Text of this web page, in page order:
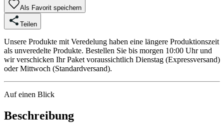
Als Favorit speichern
Teilen
Unsere Produkte mit Veredelung haben eine längere Produktionszeit
als unveredelte Produkte. Bestellen Sie bis morgen 10:00 Uhr und
wir verschicken Ihr Paket voraussichtlich Dienstag (Expressversand)
oder Mittwoch (Standardversand).
Auf einen Blick
Beschreibung